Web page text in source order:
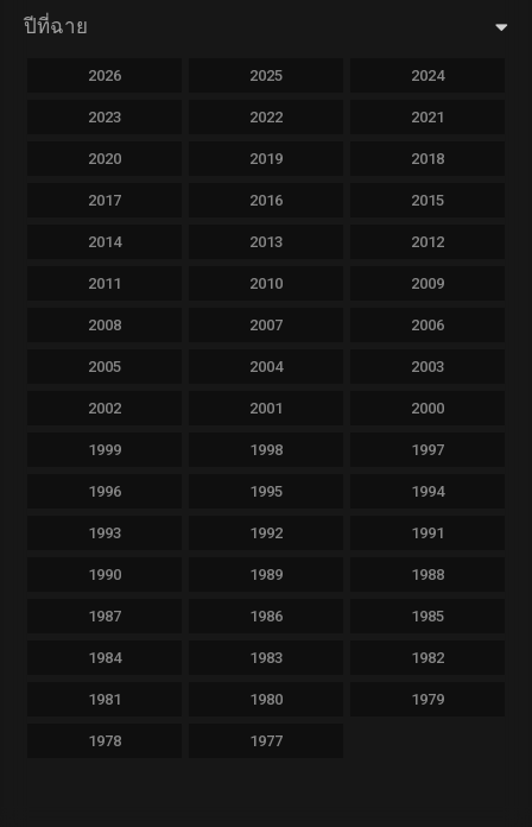
ปีที่ฉาย
2026 2025 2024
2023 2022 2021
2020 2019 2018
2017 2016 2015
2014 2013 2012
2011 2010 2009
2008 2007 2006
2005 2004 2003
2002 2001 2000
1999 1998 1997
1996 1995 1994
1993 1992 1991
1990 1989 1988
1987 1986 1985
1984 1983 1982
1981 1980 1979
1978 1977